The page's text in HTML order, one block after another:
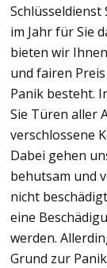
Schlüsseldienst
im Jahr für Sie
bieten wir
und fairen
Panik besteht.
Sie Türen aller
verschlossene
Dabei gehen
behutsam und
nicht
eine
werden.
Grund zur